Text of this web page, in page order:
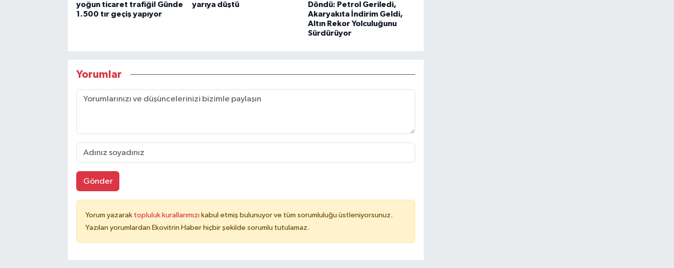
yoğun ticaret trafiği! Günde
1.500 tır geçiş yapıyor
yarıya düştü
Döndü: Petrol Geriledi,
Akaryakıta İndirim Geldi,
Altın Rekor Yolculuğunu
Sürdürüyor
Yorumlar
Gönder
Yorum yazarak topluluk kurallarımızı kabul etmiş bulunuyor ve tüm sorumluluğu üstleniyorsunuz.
Yazılan yorumlardan Ekovitrin Haber hiçbir şekilde sorumlu tutulamaz.